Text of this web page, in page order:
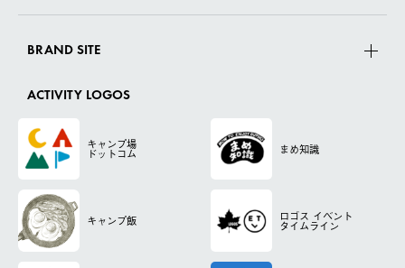
BRAND SITE
ACTIVITY LOGOS
キャンプ場
ドットコム まめ知識
キャンプ飯 ロゴス イベント
タイムライン